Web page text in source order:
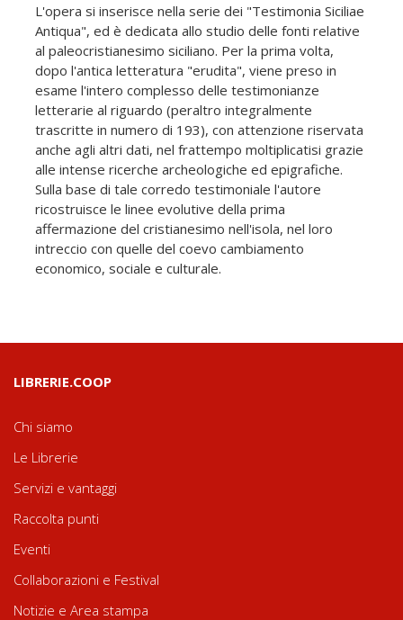
L'opera si inserisce nella serie dei "Testimonia Siciliae
Antiqua", ed è dedicata allo studio delle fonti relative
al paleocristianesimo siciliano. Per la prima volta,
dopo l'antica letteratura "erudita", viene preso in
esame l'intero complesso delle testimonianze
letterarie al riguardo (peraltro integralmente
trascritte in numero di 193), con attenzione riservata
anche agli altri dati, nel frattempo moltiplicatisi grazie
alle intense ricerche archeologiche ed epigrafiche.
Sulla base di tale corredo testimoniale l'autore
ricostruisce le linee evolutive della prima
affermazione del cristianesimo nell'isola, nel loro
intreccio con quelle del coevo cambiamento
economico, sociale e culturale.
LIBRERIE.COOP
Chi siamo
Le Librerie
Servizi e vantaggi
Raccolta punti
Eventi
Collaborazioni e Festival
Notizie e Area stampa